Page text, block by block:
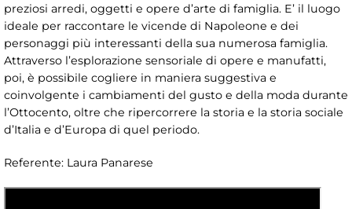
preziosi arredi, oggetti e opere d’arte di famiglia. E’ il luogo
ideale per raccontare le vicende di Napoleone e dei
personaggi più interessanti della sua numerosa famiglia.
Attraverso l’esplorazione sensoriale di opere e manufatti,
poi, è possibile cogliere in maniera suggestiva e
coinvolgente i cambiamenti del gusto e della moda durante
l’Ottocento, oltre che ripercorrere la storia e la storia sociale
d’Italia e d’Europa di quel periodo.
Referente: Laura Panarese